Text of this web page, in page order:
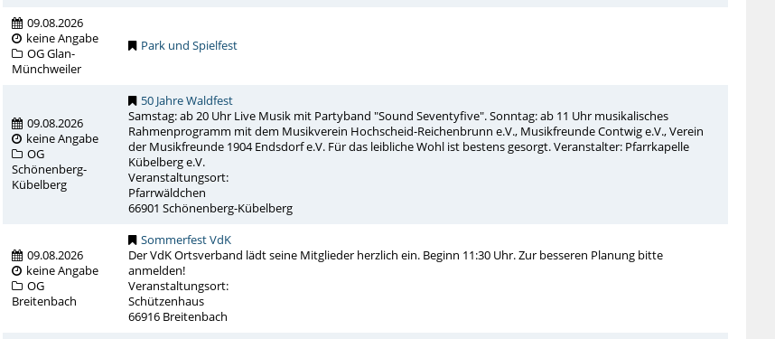
09.08.2026
keine Angabe
OG Glan-
Münchweiler
Park und Spielfest
09.08.2026
keine Angabe
OG
Schönenberg-
Kübelberg
50 Jahre Waldfest
Samstag: ab 20 Uhr Live Musik mit Partyband "Sound Seventyfive". Sonntag: ab 11 Uhr musikalisches
Rahmenprogramm mit dem Musikverein Hochscheid-Reichenbrunn e.V., Musikfreunde Contwig e.V., Verein
der Musikfreunde 1904 Endsdorf e.V. Für das leibliche Wohl ist bestens gesorgt. Veranstalter: Pfarrkapelle
Kübelberg e.V.
Veranstaltungsort:
Pfarrwäldchen
66901 Schönenberg-Kübelberg
09.08.2026
keine Angabe
OG
Breitenbach
Sommerfest VdK
Der VdK Ortsverband lädt seine Mitglieder herzlich ein. Beginn 11:30 Uhr. Zur besseren Planung bitte
anmelden!
Veranstaltungsort:
Schützenhaus
66916 Breitenbach